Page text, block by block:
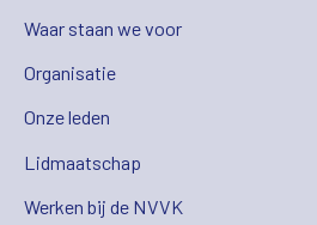
Waar staan we voor
Organisatie
Onze leden
Lidmaatschap
Werken bij de NVVK